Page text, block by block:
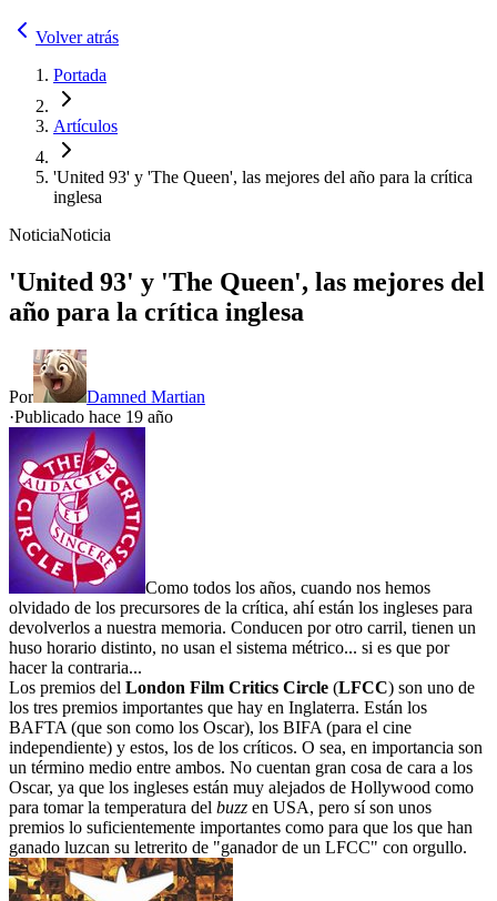
Volver atrás
Portada
Artículos
'United 93' y 'The Queen', las mejores del año para la crítica
inglesa
NoticiaNoticia
'United 93' y 'The Queen', las mejores del
año para la crítica inglesa
Por
Damned Martian
·Publicado hace 19 año
Como todos los años, cuando nos hemos
olvidado de los precursores de la crítica, ahí están los ingleses para
devolverlos a nuestra memoria. Conducen por otro carril, tienen un
huso horario distinto, no usan el sistema métrico... si es que por
hacer la contraria...
Los premios del London Film Critics Circle (LFCC) son uno de
los tres premios importantes que hay en Inglaterra. Están los
BAFTA (que son como los Oscar), los BIFA (para el cine
independiente) y estos, los de los críticos. O sea, en importancia son
un término medio entre ambos. No cuentan gran cosa de cara a los
Oscar, ya que los ingleses están muy alejados de Hollywood como
para tomar la temperatura del buzz en USA, pero sí son unos
premios lo suficientemente importantes como para que los que han
ganado luzcan su letrerito de "ganador de un LFCC" con orgullo.